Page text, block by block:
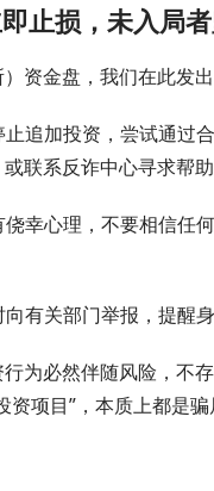
止损，未入局
资金盘，我们在此发出
追加投资，尝试通过
联系反诈中心寻求帮助
幸心理，不要相信任
有关部门举报，提醒
为必然伴随风险，不
资项目”，本质上都是